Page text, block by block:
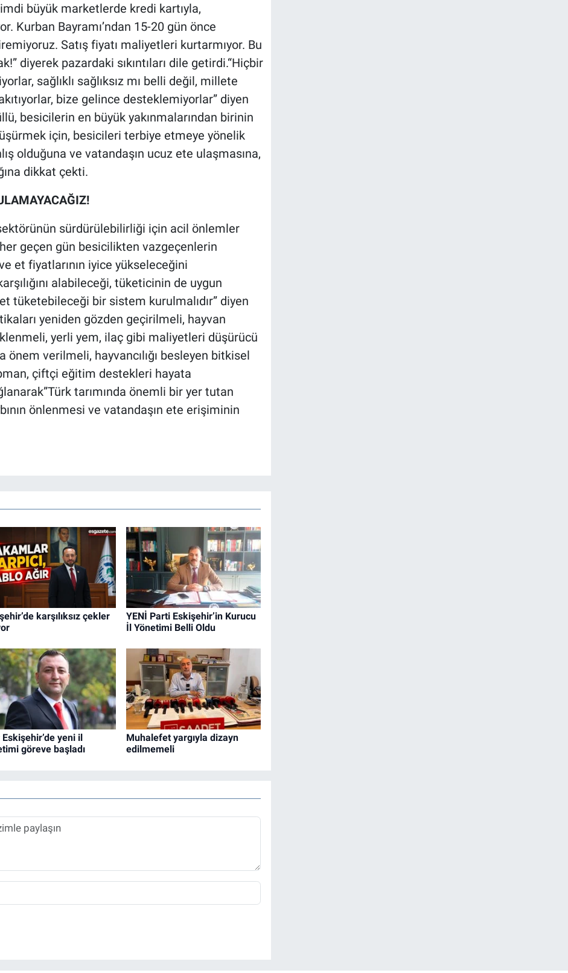
büyük marketlerde kredi kartıyla,
Kurban Bayramı’ndan 15-20 gün önce
Satış fiyatı maliyetleri kurtarmıyor. Bu
diyerek pazardaki sıkıntıları dile getirdi.“Hiçbir
sağlıklı sağlıksız mı belli değil, millete
bize gelince desteklemiyorlar” diyen
besicilerin en büyük yakınmalarından birinin
için, besicileri terbiye etmeye yönelik
olduğuna ve vatandaşın ucuz ete ulaşmasına,
dikkat çekti.
sürdürülebilirliği için acil önlemler
geçen gün besicilikten vazgeçenlerin
et fiyatlarının iyice yükseleceğini
alabileceği, tüketicinin de uygun
tüketebileceği bir sistem kurulmalıdır” diyen
yeniden gözden geçirilmeli, hayvan
yerli yem, ilaç gibi maliyetleri düşürücü
önem verilmeli, hayvancılığı besleyen bitkisel
çiftçi eğitim destekleri hayata
tarımında önemli bir yer tutan
önlenmesi ve vatandaşın ete erişiminin
karşılıksız çekler
YENİ Parti Eskişehir’in Kurucu
İl Yönetimi Belli Oldu
Eskişehir’de yeni il
göreve başladı
Muhalefet yargıyla dizayn
edilmemeli